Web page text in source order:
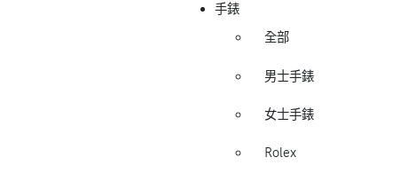
手錶
全部
男士手錶
女士手錶
Rolex